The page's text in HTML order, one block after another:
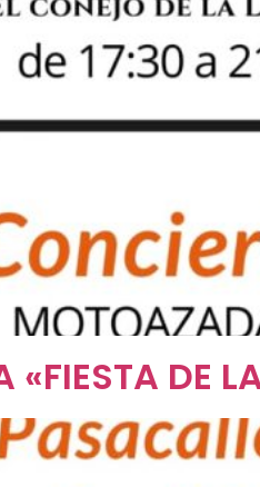
«FIESTA DE